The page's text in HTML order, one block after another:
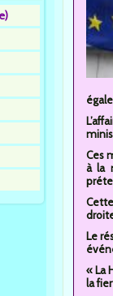
Ces
à la
Le
« La
la